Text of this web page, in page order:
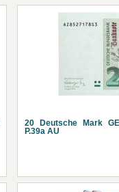
20 Deutsche Mark
P.39a AU